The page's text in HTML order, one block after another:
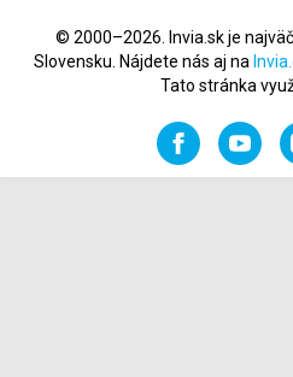
© 2000–2026. Invia.sk je
Slovensku. Nájdete nás aj na
Tato stránka
Facebook